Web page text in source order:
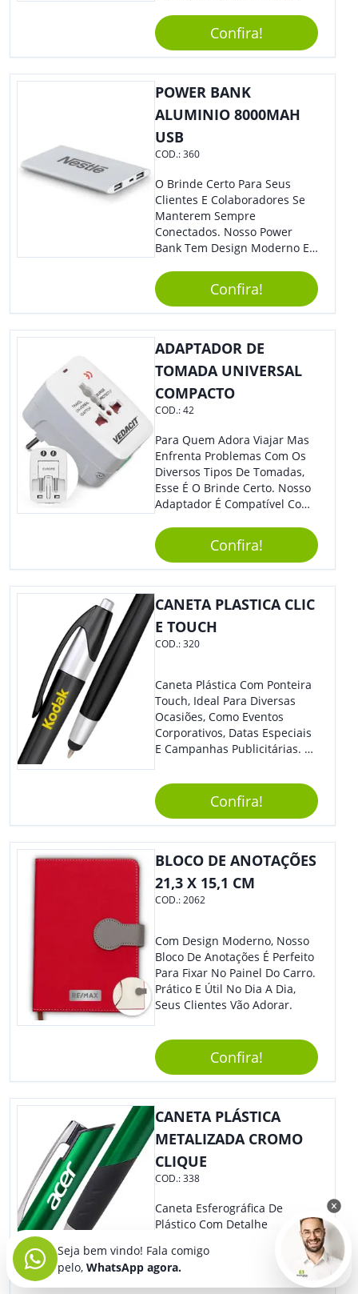
Empresa Em Eventos,
Reuniões Corporativas Ou Até
Mesmo Para Presentear
Colaboradores.
Confira!
POWER BANK
ALUMINIO 8000MAH
USB
COD.:360
O Brinde Certo Para Seus
Clientes E Colaboradores Se
Manterem Sempre
Conectados. Nosso Power
Bank Tem Design Moderno E
Na Bolsa Ou Na Mochila.
Compatível Com Diversos
Aparelhos, O Brinde É Super
Eficiente E Ágil, Ideal Para
Quem Busca Praticidade No
Sua Marca E Tenha Ainda
Mais Destaque Em Eventos E
Feiras De Negócios.
Confira!
ADAPTADOR DE
TOMADA UNIVERSAL
COMPACTO
COD.:42
Para Quem Adora Viajar Mas
Enfrenta Problemas Com Os
Diversos Tipos De Tomadas,
Esse É O Brinde Certo. Nosso
Adaptador É Compatível Com
Diferentes Países E Com
Todas As Tensões. Em
Tamanho Compacto, É
Perfeito Para Carregar Na
Bolsa Ou Na Mochila. É A
Precisam Em Apenas Um
Item! Demais, Não É?!
E Ofereça A Seus Clientes E
Colaboradores. Útil E
Funcional, Com Certeza Todo
Mundo Irá Amar.
Confira!
CANETA PLASTICA CLIC
E TOUCH
COD.:320
Caneta Plástica Com Ponteira
Touch, Ideal Para Diversas
Ocasiões, Como Eventos
Corporativos, Datas Especiais
E Campanhas Publicitárias. O
Impressionar. O Acionamento
Da Função Esferográfica É
Feito Por Clic.
Confira!
BLOCO DE ANOTAÇÕES
21,3 X 15,1 CM
COD.:2062
Com Design Moderno, Nosso
Bloco De Anotações É Perfeito
Para Fixar No Painel Do Carro.
Prático E Útil No Dia A Dia,
Seus Clientes Vão Adorar.
Confira!
CANETA PLÁSTICA
METALIZADA CROMO
CLIQUE
COD.:338
Caneta Esferográfica De
Plástico Com Detalhe
Acionador Têm Design Super
Moderno, Agregando Ainda
Mais Destaque Para Sua
Seja bem vindo! Fala comigo
pelo, WhatsApp agora.